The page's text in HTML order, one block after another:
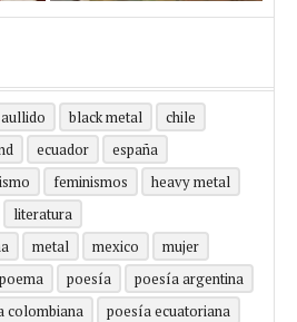
aullido black metal
chile
ecuador
españa
feminismos
heavy metal
literatura
metal mexico
mujer
poema poesía
poesía argentina
colombiana
poesía ecuatoriana